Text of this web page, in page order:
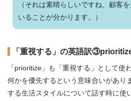
（それは素晴らしいですね。顧客
いることが分かります。）
「重視する」の英語訳
「prioritize」も「重視する」として使
何かを優先するという意味合いがあり
する生活スタイルについて話す時に使